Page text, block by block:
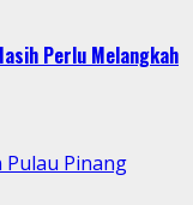
Perlu Melangkah
Pulau Pinang